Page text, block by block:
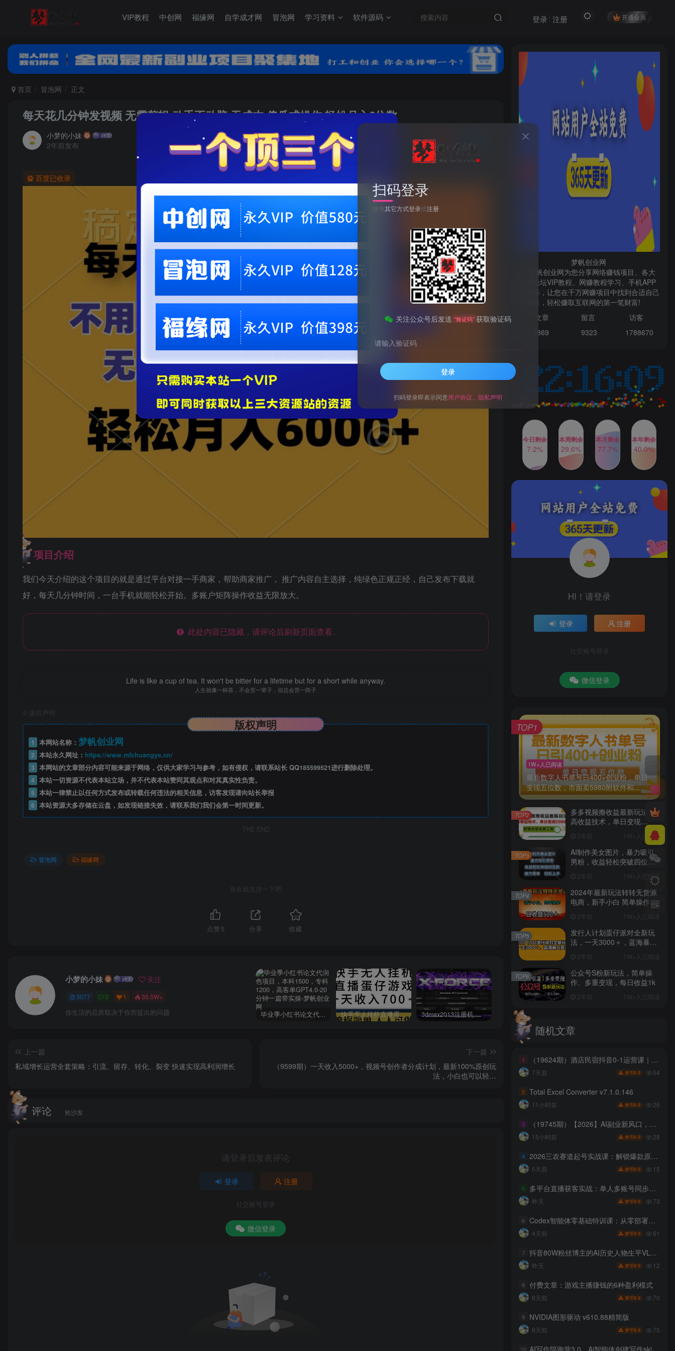
VIP教程 中创网 福缘网 自学成才网 冒泡网 学习资料 软件源码 开通会员
登录 注册
首页 冒泡网 正文
每天花几分钟发视频 无需剪辑 动手不动脑 无成本 傻瓜式操作 轻松月入6位数
小梦的小妹
2年前发布
关注
0 302 5
百度已收录
项目介绍
我们今天介绍的这个项目的就是通过平台对接一手商家，帮助商家推广， 推广内容自主选择，纯绿色正规正经，自己发布下载就
好，每天几分钟时间，一台手机就能轻松开始。多账户矩阵操作收益无限放大。
此处内容已隐藏，请评论后刷新页面查看.
Life is like a cup of tea. It won't be bitter for a lifetime but for a short while anyway.
人生就像一杯茶，不会苦一辈子，但总会苦一阵子
版权声明
版权声明
1 本网站名称： 梦帆创业网
2 本站永久网址： https://www.mfchuangye.cn/
3 本网站的文章部分内容可能来源于网络，仅供大家学习与参考，如有侵权，请联系站长 QQ185599521进行删除处理。
4 本站一切资源不代表本站立场，并不代表本站赞同其观点和对其真实性负责。
5 本站一律禁止以任何方式发布或转载任何违法的相关信息，访客发现请向站长举报
6 本站资源大多存储在云盘，如发现链接失效，请联系我们我们会第一时间更新。
THE END
冒泡网 福缘网
喜欢就支持一下吧
点赞 5 分享 收藏
小梦的小妹 关注
3077 0 1 35.5W+
你生活的品质取决于你所提出的问题 毕业季小红书论文代润色项目，本科1500，专科1200，高客单GPT4.0-20分钟一篇带实操 快手无人挂机直播蛋仔游戏，一天收入700+流程简单人人可做（送10G素材） 3dmax2013注册机 附序列号和密钥含序列号和密钥，配合注册机，可以生成激活码，完美激活软件。
上一篇
私域增长运营全套策略：引流、留存、转化、裂变 快速实现高利润增长
下一篇
（9599期）一天收入5000+，视频号创作者分成计划，最新100%原创玩
法，小白也可以轻…
评论 抢沙发
请登录后发表评论
登录 注册
社交账号登录
微信登录
HI！请登录
登录
多多视频撸收益最新玩法，
高收益技术，单日变现
2000+，附赠全套技术资料
2年前 1W+人已阅读
男粉，收益轻松突破四位
数，操作简单 上手难度低
2年前 1W+人已阅读
TOP3
2024年最新玩法转转无货源
电商，新手小白 简单操作，
2年前 1W+人已阅读
TOP4
发行人计划蛋仔派对全新玩
法，一天3000＋，蓝海暴力
变现2年前
公众号S粉新玩法，简单操
作、多重变现，每日收益1k
2年前
梦帆创业网
梦帆创业网为您分享网络赚钱项目、各大
网赚论坛VIP教程、网赚教程学习、手机APP
赚钱等，让您在千万网赚项目中找到合适自己
的项目，轻松赚取互联网的第一笔财富!
文章 留言 访客
6869 9323 1788670
今日剩余
7.2%
本周剩余
29.6%
本月剩余
77.7%
本年剩余
40.0%
HI！请登录
登录 注册
社交账号登录
微信登录
1W+人已阅读
最新数字人书单号日400+创业粉，单日
变现五位数，市面卖5980附软件和...
TOP1
多多视频撸收益最新玩法，
高收益技术，单日变现
2000+，附赠全套技术资料
2年前 1W+人已阅读
TOP2
AI制作美女图片，暴力吸引
男粉，收益轻松突破四位
2年前 1W+人已阅读
TOP3
2024年最新玩法转转无货源
电商，新手小白 简单操作，
2年前 1W+人已阅读
TOP4
发行人计划蛋仔派对全新玩
法，一天3000＋，蓝海暴力
2年前 1W+人已阅读
TOP5
公众号S粉新玩法，简单操
作、多重变现，每日收益1k
2年前 1W+人已阅读
TOP6
随机文章
1 （19624期）酒店民宿抖音0-1运营课｜专属住宿行业教程，账号短视频直播POI榜单SEO全流程落地实操教学
7天前 梦币9.9 54
2 Total Excel Converter v7.1.0.146
11小时前 梦币9.9 26
3 （19745期）【2026】AI副业新风口，一单500+，全程派单，0门槛直接干
15小时前 梦币9.9 28
4 2026三农赛道起号实战课：解锁爆款原创文案玩法，掌握拍摄改稿快速出圈技巧
5天前 梦币9.9 15
5 多平台直播获客实战：单人多账号同步开播，一份时间撬动多渠道精准流量
昨天 梦币9.9 73
6 Codex智能体零基础特训课：从零部署模型接入工具，搭建AI自动化高效办公工作流
4天前 梦币9.9 61
7 抖音80W粉丝博主的AI历史人物生平VLOG教学，不用拍摄不用露脸，AI帮你搞定，轻松解锁伙伴计划+精选收益
昨天 梦币9.9 12
8 付费文章：游戏主播賺钱的6种盈利模式
8天前 梦币9.9 70
9 NVIDIA图形驱动 v610.88精简版
8天前 梦币9.9 75
10
扫码登录
使用 其它方式登录或注册
关注公众号后发送 “验证码” 获取验证码
请输入验证码
登录
扫码登录即表示同意用户协议 隐私声明